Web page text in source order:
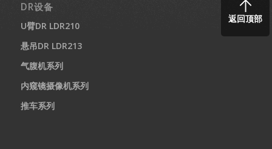
DR设备
U臂DR LDR210
悬吊DR LDR213
气腹机系列
内窥镜摄像机系列
推车系列
返回顶部